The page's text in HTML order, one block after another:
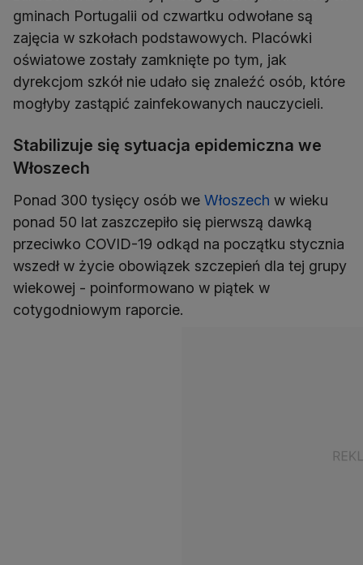
gminach Portugalii od czwartku odwołane są
zajęcia w szkołach podstawowych. Placówki
oświatowe zostały zamknięte po tym, jak
dyrekcjom szkół nie udało się znaleźć osób, które
mogłyby zastąpić zainfekowanych nauczycieli.
Stabilizuje się sytuacja epidemiczna we
Włoszech
Ponad 300 tysięcy osób we Włoszech w wieku
ponad 50 lat zaszczepiło się pierwszą dawką
przeciwko COVID-19 odkąd na początku stycznia
wszedł w życie obowiązek szczepień dla tej grupy
wiekowej - poinformowano w piątek w
cotygodniowym raporcie.